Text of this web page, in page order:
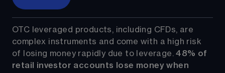
OTC leveraged products, including CFDs, are
complex instruments and come with a high risk
of losing money rapidly due to leverage. 48% of
retail investor accounts lose money when